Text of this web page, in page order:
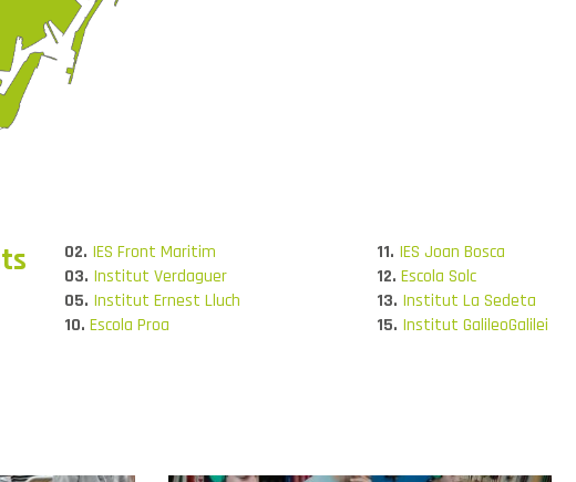
02. IES Front Maritim
03. Institut Verdaguer
05. Institut Ernest Lluch
10. Escola Proa
11. IES Joan Bosca
12. Escola Solc
13. Institut La Sedeta
15. Institut GalileoGalilei